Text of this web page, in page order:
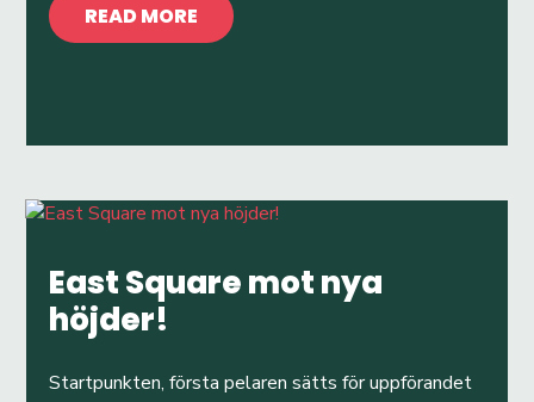
READ MORE
East Square mot nya
höjder!
Startpunkten, första pelaren sätts för uppförandet